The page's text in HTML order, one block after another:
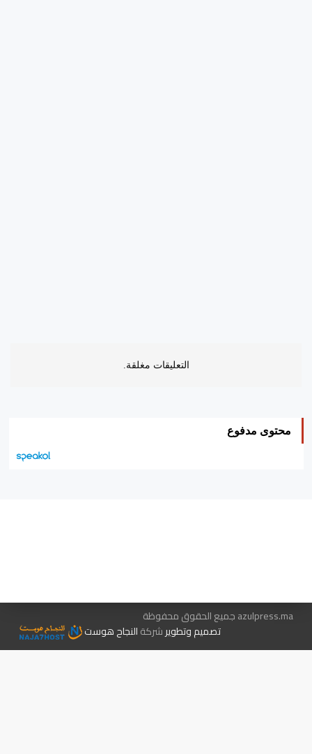
التعليقات مغلقة.
محتوى مدفوع
azulpress.ma جميع الحقوق محفوظة
تصميم وتطويرشركةالنجاح هوست